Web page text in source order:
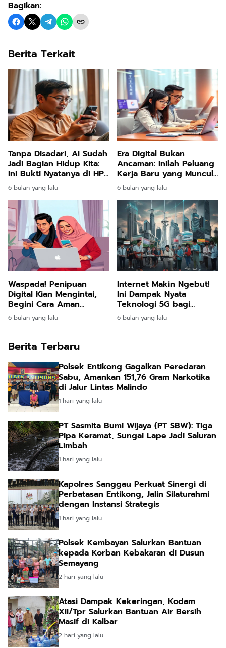
Bagikan:
Berita Terkait
Tanpa Disadari, AI Sudah
Jadi Bagian Hidup Kita:
Ini Bukti Nyatanya di HP
dan Media Sosial
6 bulan yang lalu
Era Digital Bukan
Ancaman: Inilah Peluang
Kerja Baru yang Muncul
dari Perkembangan
Teknologi
6 bulan yang lalu
Waspada! Penipuan
Digital Kian Mengintai,
Begini Cara Aman
Menjaga Data Pribadi di
Dunia Online
6 bulan yang lalu
Internet Makin Ngebut!
Ini Dampak Nyata
Teknologi 5G bagi
Kehidupan Digital
Masyarakat Indonesia
6 bulan yang lalu
Berita Terbaru
Polsek Entikong Gagalkan Peredaran
Sabu, Amankan 151,76 Gram Narkotika
di Jalur Lintas Malindo
1 hari yang lalu
PT Sasmita Bumi Wijaya (PT SBW): Tiga
Pipa Keramat, Sungai Lape Jadi Saluran
Limbah
1 hari yang lalu
Kapolres Sanggau Perkuat Sinergi di
Perbatasan Entikong, Jalin Silaturahmi
dengan Instansi Strategis
1 hari yang lalu
Polsek Kembayan Salurkan Bantuan
kepada Korban Kebakaran di Dusun
Semayang
2 hari yang lalu
Atasi Dampak Kekeringan, Kodam
XII/Tpr Salurkan Bantuan Air Bersih
Masif di Kalbar
2 hari yang lalu